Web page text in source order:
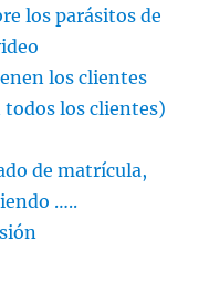
los parásitos de
los clientes
todos los clientes)
de matrícula,
…..